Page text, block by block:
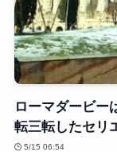
ローマダービ
転三転したセリ
5/15 06:54